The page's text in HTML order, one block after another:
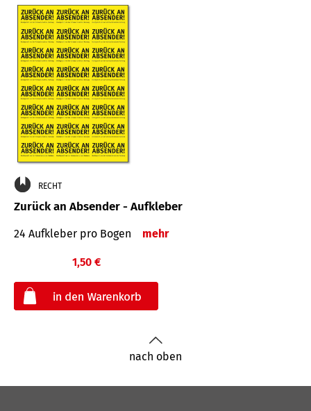
RECHT
Zurück an Absender - Aufkleber
24 Aufkleber pro Bogen mehr
1,50 €
nach oben